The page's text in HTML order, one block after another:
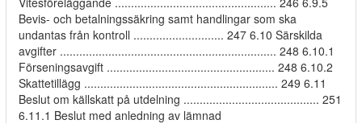
Bevis- och betalningssäkring samt handlingar som ska
undantas från kontroll ............................ 247 6.10 Särskilda
avgifter ................................................................... 248 6.10.1
Förseningsavgift .................................................... 248 6.10.2
Skattetillägg ............................................................ 249 6.11
Beslut om källskatt på utdelning .......................................... 251
6.11.1 Beslut med anledning av lämnad